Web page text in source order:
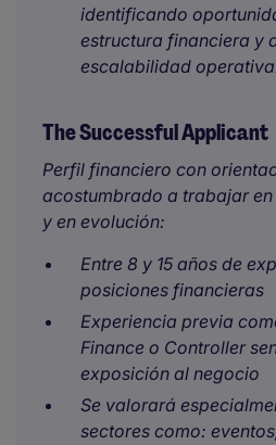
identificando
estructura financiera y
escalabilidad
The Successful Applicant
Perfil financiero con
acostumbrado a trabajar
y en evolución:
Entre 8 y 15 años de
posiciones financieras
Experiencia previa
Finance o Controller
exposición al negocio
Se valorará
sectores como: